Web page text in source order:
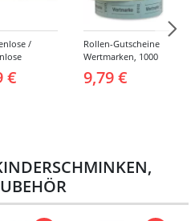
/
Treffer,
€
Rollen-Gutscheine
Wertmarken, 1000
Abrisse -
Verschiedene
9,79 €